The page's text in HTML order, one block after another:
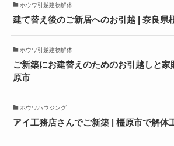
ホウワ引越建物解体
建て替え後のご新居へのお引越 | 奈良県
ホウワ引越建物解体
ご新築にお建替えのためのお引越しと
原市
ホウワハウジング
アイ工務店さんでご新築 | 橿原市で解体